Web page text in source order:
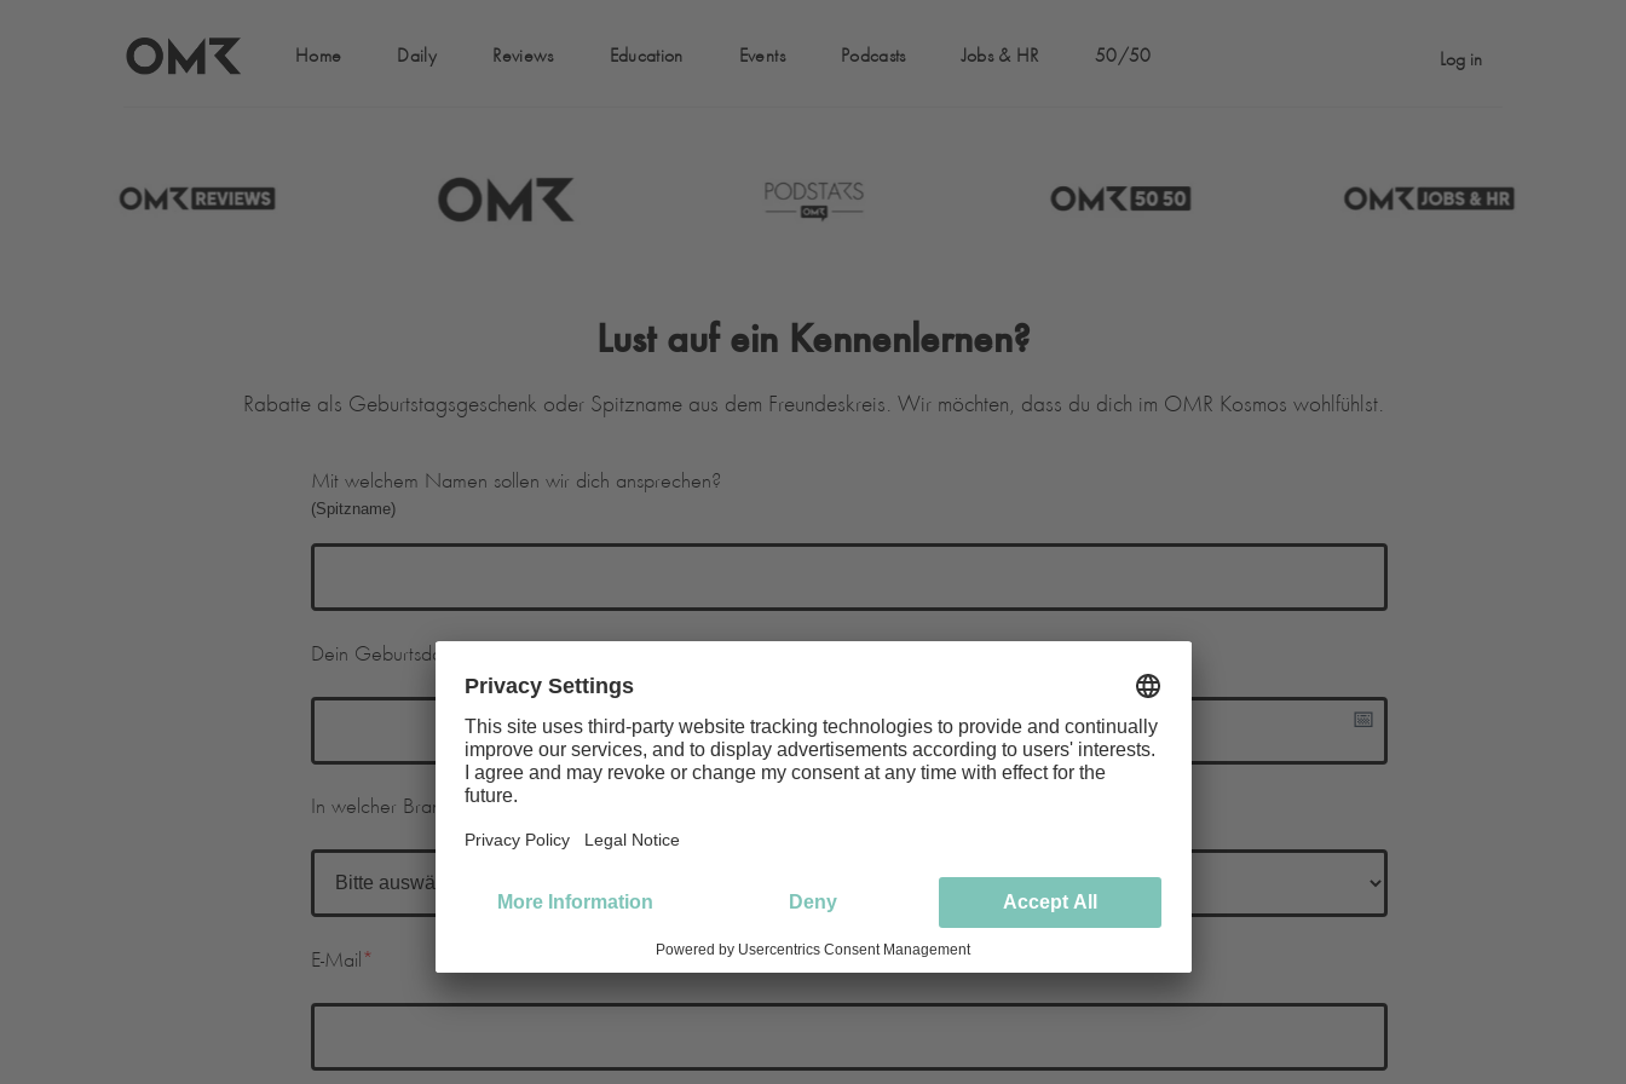
Home Daily Reviews Education Events Podcasts Jobs & HR 50/50 Log in
Lust auf ein Kennenlernen?
Rabatte als Geburtstagsgeschenk oder Spitzname aus dem Freundeskreis. Wir möchten, dass du dich im OMR Kosmos wohlfühlst.
Mit welchem Namen sollen wir dich ansprechen?
(Spitzname)
Dein Geburtsdatum
In welcher Branche arbeitest du?
E-Mail*